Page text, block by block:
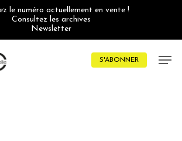
le numéro actuellement en vente !
Consultez les archives
Newsletter
S'ABONNER